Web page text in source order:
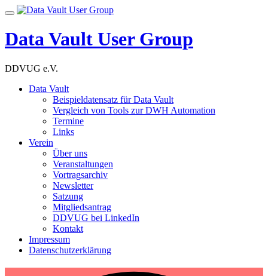
Skip
content
Toggle
Data Vault User Group
DDVUG e.V.
Data Vault
Beispieldatensatz für Data Vault
Vergleich von Tools zur DWH Automation
Termine
Links
Verein
Über uns
Veranstaltungen
Vortragsarchiv
Newsletter
Satzung
Mitgliedsantrag
DDVUG bei LinkedIn
Kontakt
Impressum
Datenschutzerklärung